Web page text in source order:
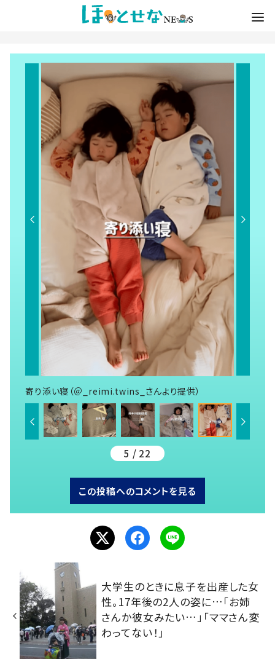
寄り添い寝（＠_reimi.twins_さんより提供）
5 / 22
この投稿へのコメントを見る
大学生のときに息子を出産した女
性。17年後の2人の姿に…「お姉
さんか彼女みたい…」「ママさん変
わってない！」